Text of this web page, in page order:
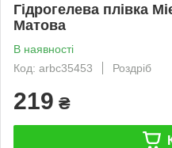
Гідрогелева плівка
Матова
В наявності
Код: arbc35453
Роздріб
219 ₴